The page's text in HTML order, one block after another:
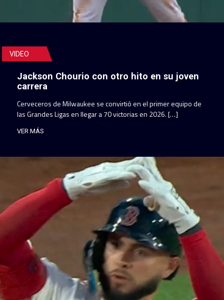
VIDEO
Jackson Chourio con otro hito en su joven
carrera
Cerveceros de Milwaukee se convirtió en el primer equipo de
las Grandes Ligas en llegar a 70 victorias en 2026. […]
VER MÁS